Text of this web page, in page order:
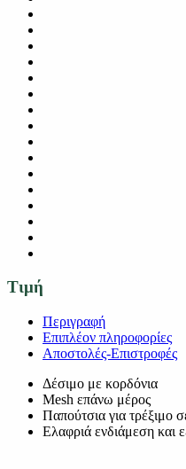
Τιμή
Περιγραφή
Επιπλέον πληροφορίες
Αποστολές-Επιστροφές
Δέσιμο με κορδόνια
Mesh επάνω μέρος
Παπούτσια για τρέξιμο
Ελαφριά ενδιάμεση και